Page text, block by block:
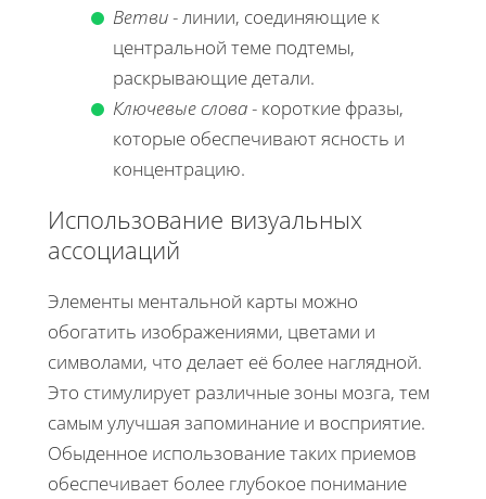
Ветви- линии, соединяющие к
центральной теме подтемы,
раскрывающие детали.
Ключевые слова- короткие фразы,
которые обеспечивают ясность и
концентрацию.
Использование визуальных
ассоциаций
Элементы ментальной карты можно
обогатить изображениями, цветами и
символами, что делает её более наглядной.
Это стимулирует различные зоны мозга, тем
самым улучшая запоминание и восприятие.
Обыденное использование таких приемов
обеспечивает более глубокое понимание